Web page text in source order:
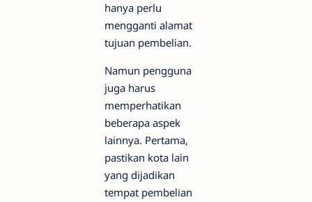
hanya perlu
mengganti alamat
tujuan pembelian.
Namun pengguna
juga harus
memperhatikan
beberapa aspek
lainnya. Pertama,
pastikan kota lain
yang dijadikan
tempat pembelian